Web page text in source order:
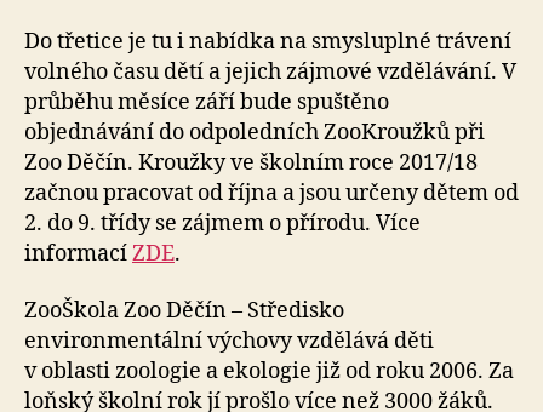
Do třetice je tu i nabídka na smysluplné trávení
volného času dětí a jejich zájmové vzdělávání. V
průběhu měsíce září bude spuštěno
objednávání do odpoledních ZooKroužků při
Zoo Děčín. Kroužky ve školním roce 2017/18
začnou pracovat od října a jsou určeny dětem od
2. do 9. třídy se zájmem o přírodu. Více
informacíZDE.
ZooŠkola Zoo Děčín – Středisko
environmentální výchovy vzdělává děti
v oblasti zoologie a ekologie již od roku 2006. Za
loňský školní rok jí prošlo více než 3000 žáků.